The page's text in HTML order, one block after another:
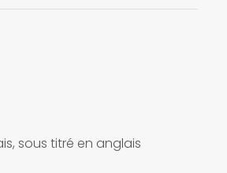
sous titré en anglais